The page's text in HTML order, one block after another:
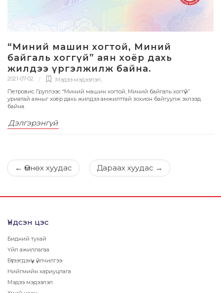
“Миний машин хогтой, Миний
байгаль хоггүй” аян хоёр дахь
жилдээ үргэлжилж байна.
2021-07-02 Мэдээ мэдээлэл,
Петровис Группээс “Миний машин хогтой, Миний байгаль хоггүй”
уриатай аяныг хоёр дахь жилдээ амжилттай зохион байгуулж эхлээд
байна.
Дэлгэрэнгүй
← Өмнөх хуудас Дараах хуудас →
Үндсэн цэс
Бидний тухай
Үйл ажиллагаа
Бүтээгдэхүүн үйлчилгээ
Нийгмийн хариуцлага
Мэдээ мэдээлэл